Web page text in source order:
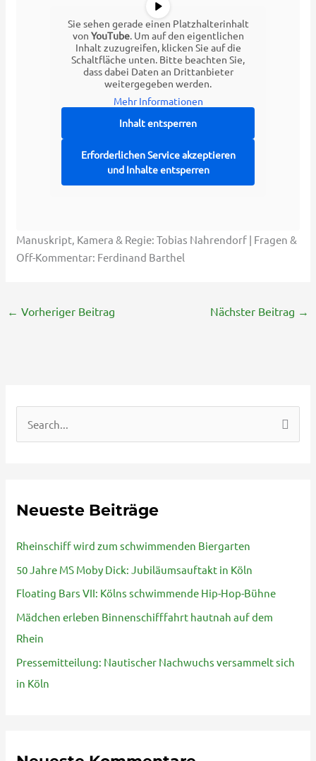
Sie sehen gerade einen Platzhalterinhalt
von YouTube. Um auf den eigentlichen
Inhalt zuzugreifen, klicken Sie auf die
Schaltfläche unten. Bitte beachten Sie,
dass dabei Daten an Drittanbieter
weitergegeben werden.
Mehr Informationen
Inhalt entsperren
Erforderlichen Service akzeptieren
und Inhalte entsperren
Manuskript, Kamera & Regie: Tobias Nahrendorf | Fragen &
Off-Kommentar: Ferdinand Barthel
← Vorheriger Beitrag Nächster Beitrag →
e
n
a
c
h
:
Neueste Beiträge
Rheinschiff wird zum schwimmenden Biergarten
50 Jahre MS Moby Dick: Jubiläumsauftakt in Köln
Floating Bars VII: Kölns schwimmende Hip-Hop-Bühne
Mädchen erleben Binnenschifffahrt hautnah auf dem
Rhein
Pressemitteilung: Nautischer Nachwuchs versammelt sich
in Köln